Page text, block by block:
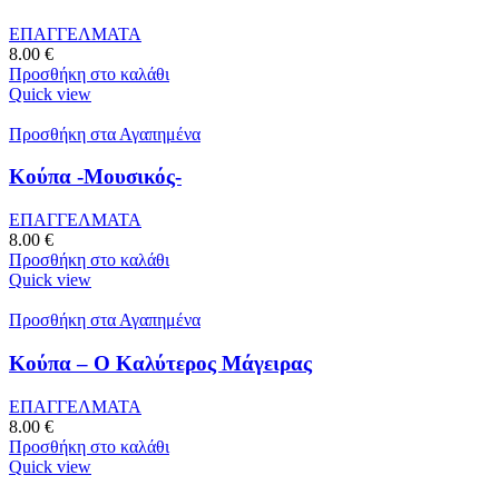
ΕΠΑΓΓΕΛΜΑΤΑ
8.00 €
Προσθήκη στο καλάθι
Quick view
Προσθήκη στα Αγαπημένα
Κούπα -Μουσικός-
ΕΠΑΓΓΕΛΜΑΤΑ
8.00 €
Προσθήκη στο καλάθι
Quick view
Προσθήκη στα Αγαπημένα
Κούπα – Ο Καλύτερος Μάγειρας
ΕΠΑΓΓΕΛΜΑΤΑ
8.00 €
Προσθήκη στο καλάθι
Quick view